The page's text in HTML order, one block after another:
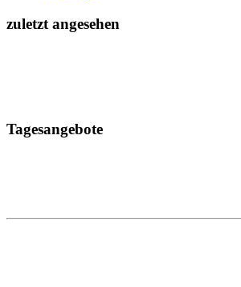
zuletzt angesehen
Tagesangebote